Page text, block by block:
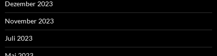
Dezember 2023
November 2023
Juli 2023